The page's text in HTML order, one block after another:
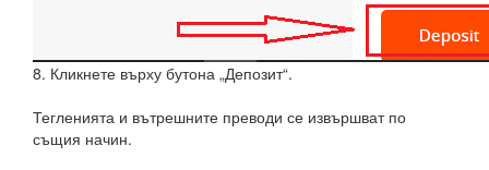
8. Кликнете върху бутона „Депозит“.
Тегленията и вътрешните преводи се извършват по
същия начин.